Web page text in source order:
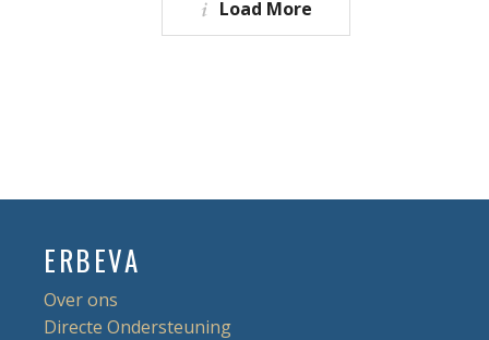
Load More
ERBEVA
Over ons
Directe Ondersteuning